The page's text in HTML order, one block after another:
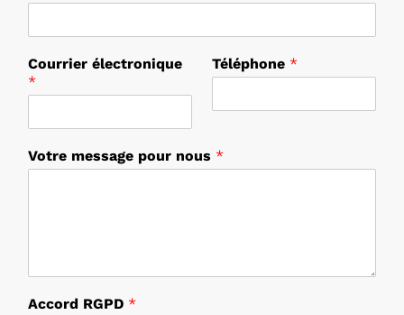
Courrier électronique
*
P
Téléphone *
Votre message pour nous *
Accord RGPD *